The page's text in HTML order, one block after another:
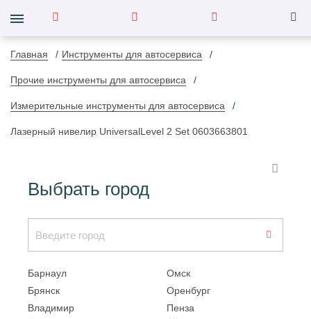
Главная Инструменты для автосервиса
Прочие инструменты для автосервиса
Измерительные инструменты для автосервиса
Лазерный нивелир UniversalLevel 2 Set 0603663801
Выбрать город
Барнаул
Брянск
Владимир
Омск
Оренбург
Пенза